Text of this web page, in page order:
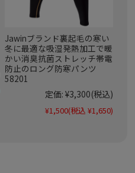
Jawinブランド裏起毛の寒い
冬に最適な吸湿発熱加工で暖
かい消臭抗菌ストレッチ帯電
防止のロング防寒パンツ
58201
定価: ¥3,300(税込)
¥1,500(税込 ¥1,650)